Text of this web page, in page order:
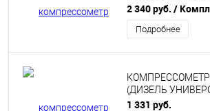
БЕНЗИН ПЛЮС
2 340 руб. / Компл
Подробнее
(ДИЗЕЛЬ
«ЗАВОД
1 331 руб.